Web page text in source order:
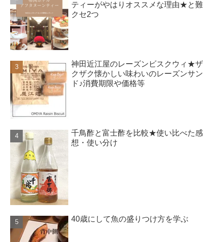
ティーがやはりオススメな理由★と難
クセ2つ
神田近江屋のレーズンビスクウィ★ザ
クザク懐かしい味わいのレーズンサン
ド♪消費期限や価格等
千鳥酢と富士酢を比較★使い比べた感
想・使い分け
40歳にして魚の盛りつけ方を学ぶ